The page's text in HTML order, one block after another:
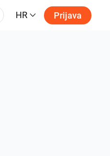
HR Prijava